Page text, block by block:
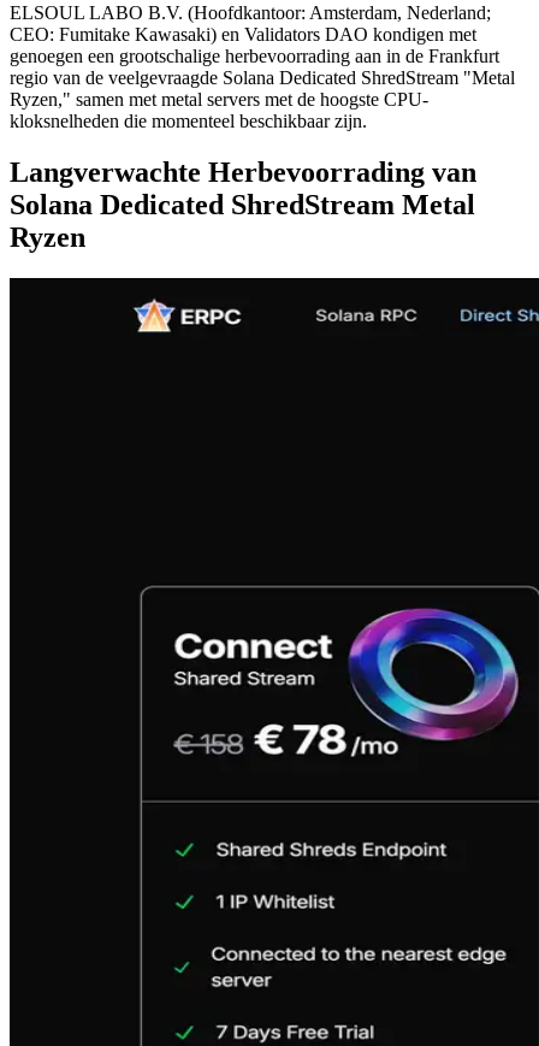
ELSOUL LABO B.V. (Hoofdkantoor: Amsterdam, Nederland;
CEO: Fumitake Kawasaki) en Validators DAO kondigen met
genoegen een grootschalige herbevoorrading aan in de Frankfurt
regio van de veelgevraagde Solana Dedicated ShredStream "Metal
Ryzen," samen met metal servers met de hoogste CPU-
kloksnelheden die momenteel beschikbaar zijn.
Langverwachte Herbevoorrading van
Solana Dedicated ShredStream Metal
Ryzen